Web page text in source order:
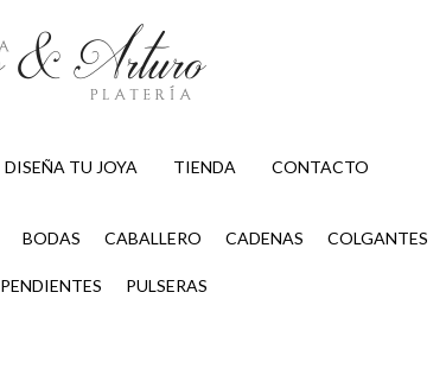
DISEÑA TU JOYA TIENDA CONTACTO
BODAS CABALLERO CADENAS COLGANTES
PENDIENTES PULSERAS